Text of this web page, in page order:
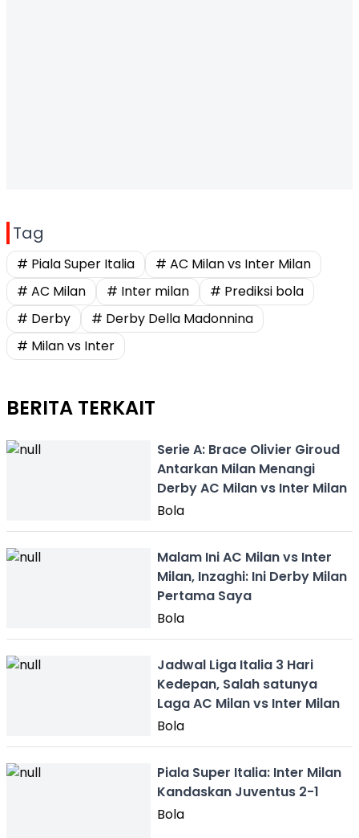
Tag
# Piala Super Italia
# AC Milan vs Inter Milan
# AC Milan
# Inter milan
# Prediksi bola
# Derby
# Derby Della Madonnina
# Milan vs Inter
BERITA TERKAIT
Serie A: Brace Olivier Giroud
Antarkan Milan Menangi
Derby AC Milan vs Inter Milan
Bola
Malam Ini AC Milan vs Inter
Milan, Inzaghi: Ini Derby Milan
Pertama Saya
Bola
Jadwal Liga Italia 3 Hari
Kedepan, Salah satunya
Laga AC Milan vs Inter Milan
Bola
Piala Super Italia: Inter Milan
Kandaskan Juventus 2-1
Bola